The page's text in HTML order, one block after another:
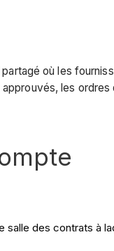
où les
les
salle des contrats à